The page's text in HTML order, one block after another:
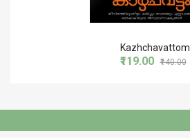
Kazhchavattom
₹119.00 ₹140.00